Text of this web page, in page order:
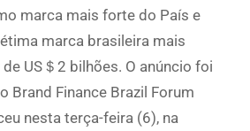
marca mais forte do País e
marca brasileira mais
US＄2 bilhões. O anúncio foi
Brand Finance Brazil Forum
nesta terça-feira (6), na